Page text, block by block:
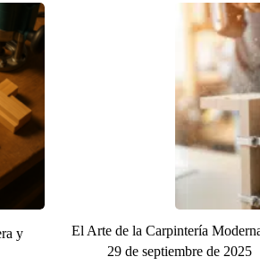
y
El Arte de la Carpintería
29 de septiembre de 2025